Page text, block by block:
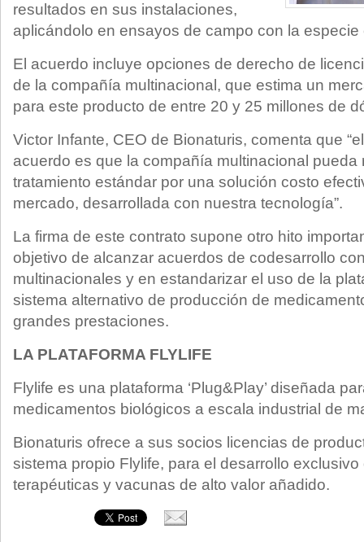
resultados en sus instalaciones,
aplicándolo en ensayos de campo con la especie
El acuerdo incluye opciones de derecho de
de la compañía multinacional, que estima un
para este producto de entre 20 y 25 millones de
Victor Infante, CEO de Bionaturis, comenta que
acuerdo es que la compañía multinacional pueda
tratamiento estándar por una solución costo
mercado, desarrollada con nuestra tecnología”.
La firma de este contrato supone otro hito
objetivo de alcanzar acuerdos de codesarrollo
multinacionales y en estandarizar el uso de la
sistema alternativo de producción de
grandes prestaciones.
LA PLATAFORMA FLYLIFE
Flylife es una plataforma ‘Plug&Play’ diseñada
medicamentos biológicos a escala industrial de
Bionaturis ofrece a sus socios licencias de
sistema propio Flylife, para el desarrollo
terapéuticas y vacunas de alto valor añadido.